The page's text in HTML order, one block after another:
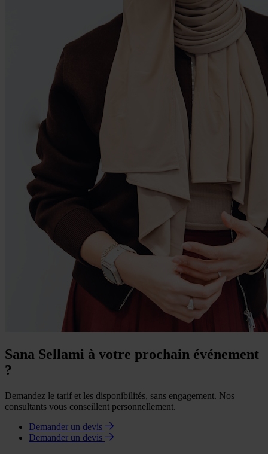
Sana Sellami à votre prochain événement
?
Demandez le tarif et les disponibilités, sans engagement. Nos
consultants vous conseillent personnellement.
Demander un devis
Demander un devis